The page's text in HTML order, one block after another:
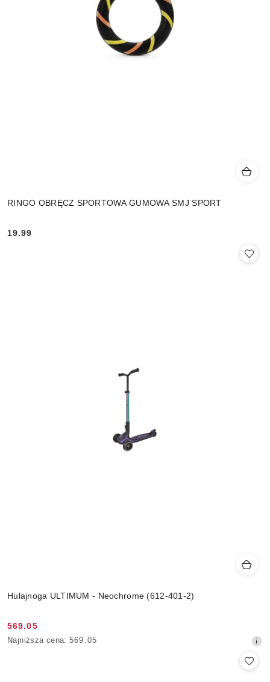
RINGO OBRĘCZ SPORTOWA GUMOWA SMJ SPORT
Cena:
19.99
Hulajnoga ULTIMUM - Neochrome (612-401-2)
Cena
promocyjna:
569.05
Najniższa
Najniższa cena: 569.05